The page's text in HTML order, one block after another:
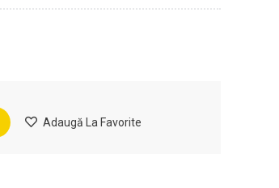
Adaugă La Favorite